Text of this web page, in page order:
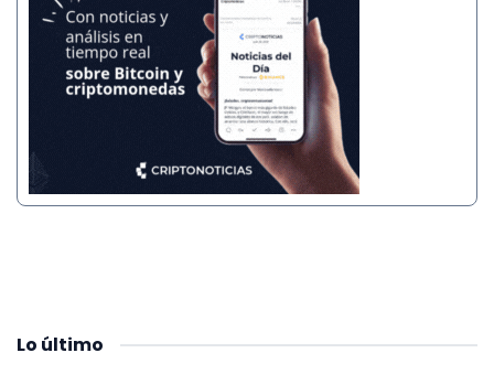
Lo último